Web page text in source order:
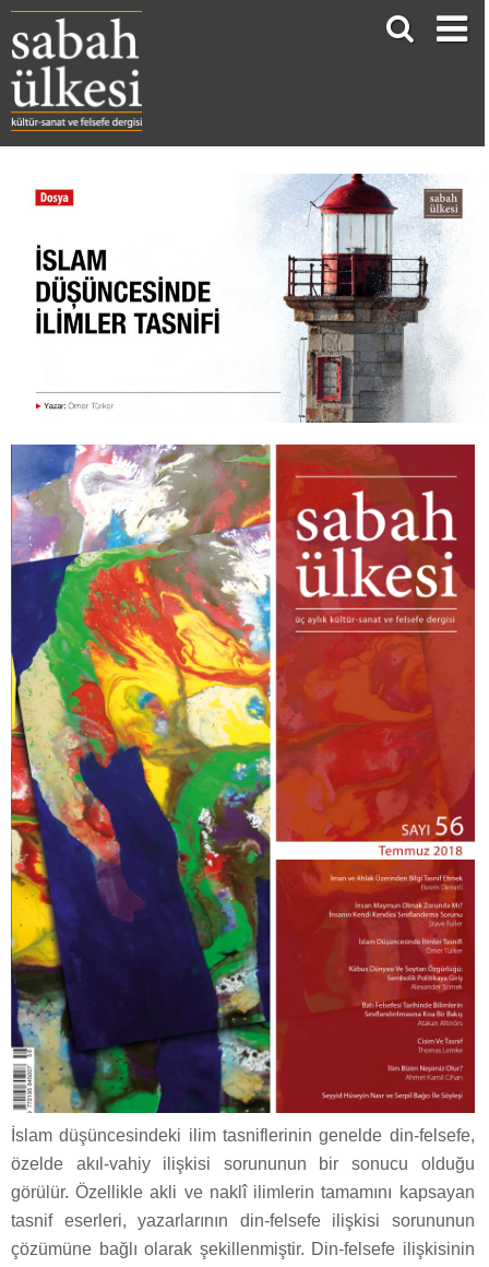
İslam düşüncesindeki ilim tasniflerinin genelde din-felsefe,
özelde akıl-vahiy ilişkisi sorununun bir sonucu olduğu
görülür. Özellikle akli ve naklî ilimlerin tamamını kapsayan
tasnif eserleri, yazarlarının din-felsefe ilişkisi sorununun
çözümüne bağlı olarak şekillenmiştir. Din-felsefe ilişkisinin